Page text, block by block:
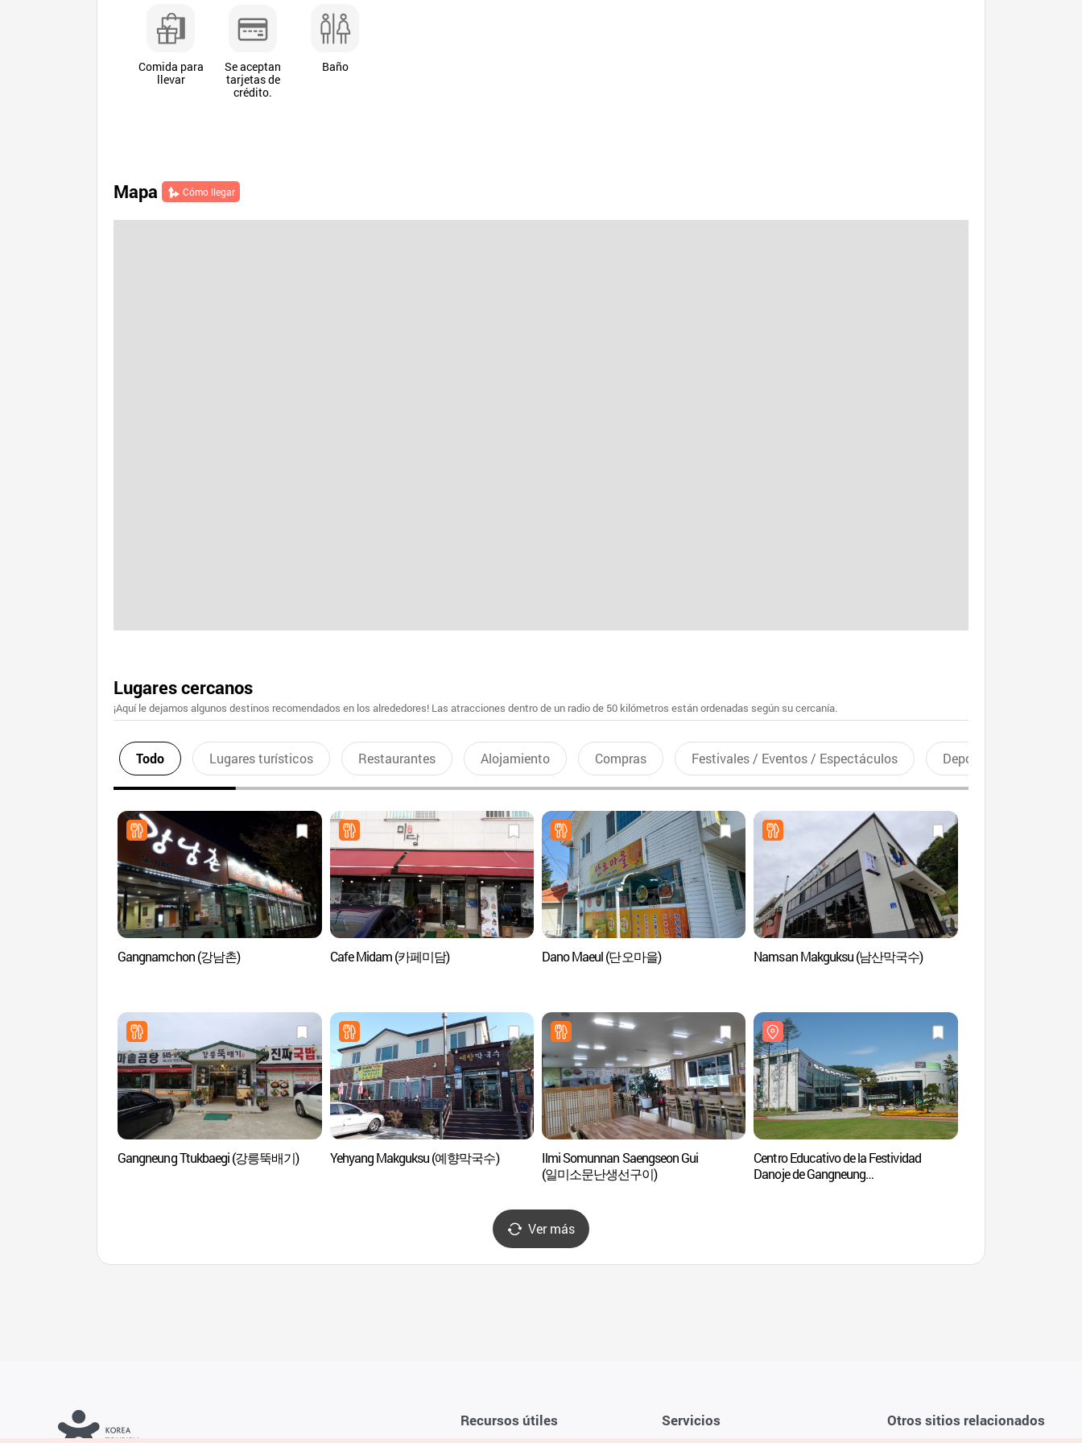
Comida para
llevar
Se aceptan
tarjetas de
crédito.
Baño
Mapa Cómo llegar
Lugares cercanos
¡Aquí le dejamos algunos destinos recomendados en los alrededores! Las atracciones dentro de un radio de 50 kilómetros están ordenadas según su cercanía.
Todo Lugares turísticos Restaurantes Alojamiento Compras Festivales / Eventos / Espectáculos Deportes recreativos
Gangnamchon (강남촌) Cafe Midam (카페미담) Dano Maeul (단오마을) Namsan Makguksu (남산막국수)
Gangneung Ttukbaegi (강릉뚝배기) Yehyang Makguksu (예향막국수)
Ilmi Somunnan Saengseon Gui
(일미소문난생선구이)
Centro Educativo de la Festividad
Danoje de Gangneung
Ver más
Recursos útiles Servicios Otros sitios relacionados